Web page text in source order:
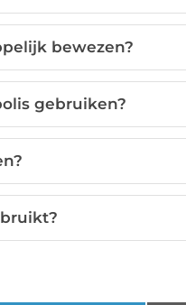
bewezen?
gebruiken?